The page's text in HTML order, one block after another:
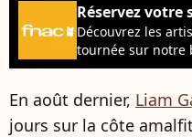
Réservez votre
Découvrez les
tournée sur notre
En août dernier, Liam
jours sur la côte